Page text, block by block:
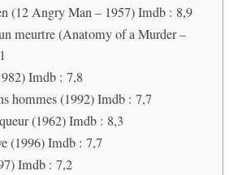
(12 Angry Man – 1957) Imdb : 8,9
meurtre (Anatomy of a Murder –
Imdb : 7,8
hommes (1992) Imdb : 7,7
(1962) Imdb : 8,3
(1996) Imdb : 7,7
Imdb : 7,2